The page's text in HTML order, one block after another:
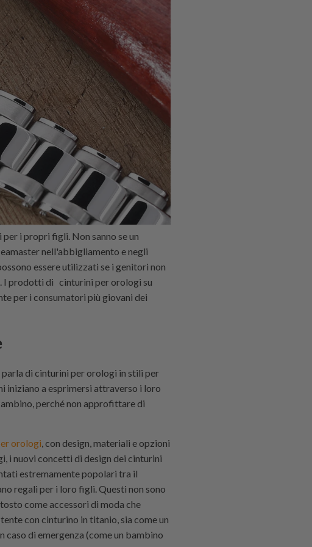
i propri figli. Non sanno se un
nell'abbigliamento e negli
essere utilizzati se i genitori non
I prodotti di cinturini per orologi su
per i consumatori più giovani dei
di cinturini per orologi in stili per
iniziano a esprimersi attraverso i loro
perché non approfittare di
orologi , con design, materiali e opzioni
i nuovi concetti di design dei cinturini
estremamente popolari tra il
regali per i loro figli. Questi non sono
come accessori di moda che
con cinturino in titanio, sia come un
di emergenza (come un bambino